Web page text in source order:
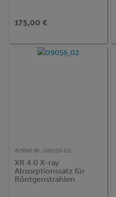
175,00 €
Artikel-Nr.:09056-02
XR 4.0 X-ray
Absorptionssatz für
Röntgenstrahlen